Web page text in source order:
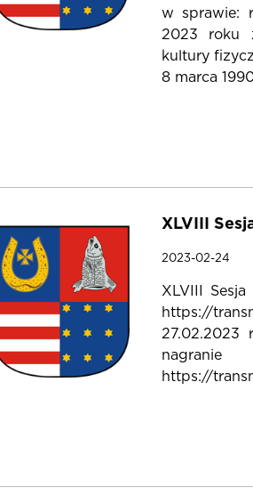
w sprawie:
2023 roku
kultury
8 marca
XLVIII
2023-02-24
XLVIII
https://
27.02.2023
https://